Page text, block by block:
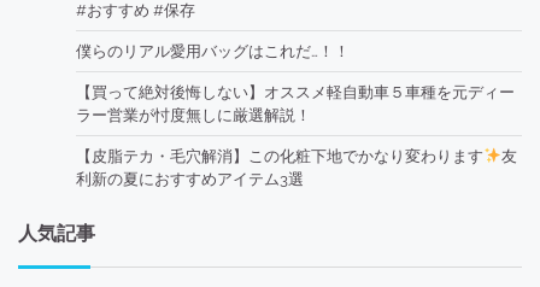
#おすすめ #保存
僕らのリアル愛用バッグはこれだ…！！
【買って絶対後悔しない】オススメ軽自動車５車種を元ディー
ラー営業が忖度無しに厳選解説！
【皮脂テカ・毛穴解消】この化粧下地でかなり変わります
友
利新の夏におすすめアイテム3選
人気記事